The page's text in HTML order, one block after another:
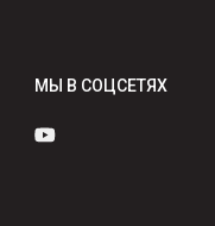
МЫ В СОЦСЕТЯХ